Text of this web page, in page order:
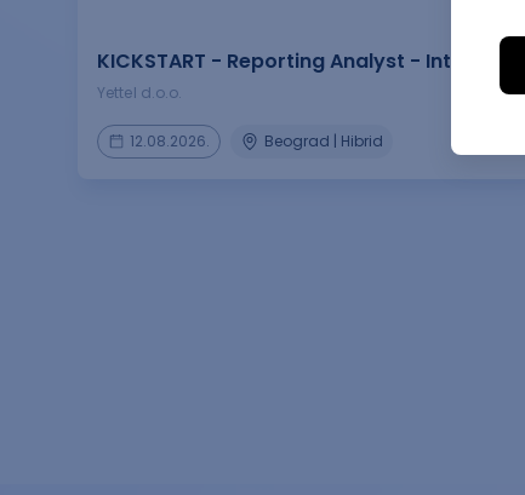
KICKSTART - Reporting Analyst - Intern
Yettel d.o.o.
12.08.2026. Beograd | Hibrid